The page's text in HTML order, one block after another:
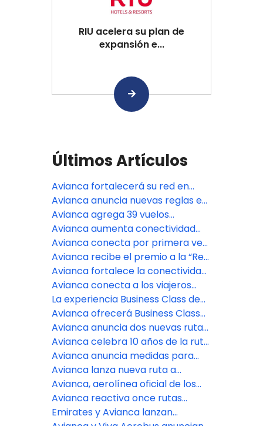
RIU acelera su plan de
expansión e...
Últimos Artículos
Avianca fortalecerá su red en
Estados Unidos con nuevas
frecuencias y vuelos
permanentes
Avianca anuncia nuevas reglas en
el equipaje de mano: de qué trata
y para quiénes aplica
Avianca agrega 39 vuelos
semanales y reanuda populares
rutas estacionales entre Estados
Unidos y Latinoamérica
Avianca aumenta conectividad
entre Colombia y Argentina con
más vuelos en la ruta Bogotá -
Córdoba
Avianca conecta por primera vez
a Monterrey con Bogotá y más de
80 destinos en el mundo
Avianca recibe el premio a la “Red
Más Mejorada” en los Cranky
Network Awards 2025
Avianca fortalece la conectividad
entre Colombia y Argentina con
tres nuevas frecuencias a Ezeiza
Avianca conecta a los viajeros
peruanos con La Habana vía
Bogotá
La experiencia Business Class de
Avianca ya está disponible en más
de 30 rutas de las Américas
Avianca ofrecerá Business Class
en 34 rutas de las Américas
Avianca anuncia dos nuevas rutas
para conectar a Bogotá con
Georgetown, Guyana, y a Medellín
con Ciudad de Panamá
Avianca celebra 10 años de la ruta
directa Bogotá-Londres
Avianca anuncia medidas para
proteger a los pasajeros y la
conectividad del país
Avianca lanza nueva ruta a
Guayaquil y más frecuencias a San
José desde Buenos Aires
Avianca, aerolínea oficial de los
comités olímpicos de Colombia,
Ecuador y El Salvador
Avianca reactiva once rutas
estacionales desde los Estados
Emirates y Avianca lanzan